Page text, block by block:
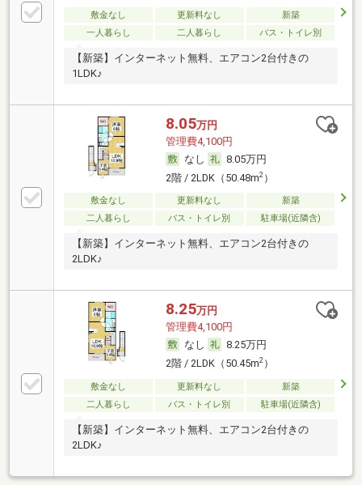
敷金なし 更新料なし
新築
一人暮らし
二人暮らし バス・トイレ別
【新築】インターネット無料、エアコン2台付きの
1LDK♪
8.05万円
管理費4,100円
なし
8.05万円
2階 / 2LDK（50.48m2）
敷金なし 更新料なし
新築
二人暮らし
バス・トイレ別 駐車場(近隣含)
【新築】インターネット無料、エアコン2台付きの
2LDK♪
8.25万円
管理費4,100円
なし
8.25万円
2階 / 2LDK（50.45m2）
敷金なし 更新料なし
新築
二人暮らし
バス・トイレ別 駐車場(近隣含)
【新築】インターネット無料、エアコン2台付きの
2LDK♪